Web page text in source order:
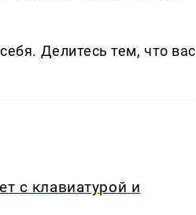
Делитеcь тем, что вас
с клавиатурой и